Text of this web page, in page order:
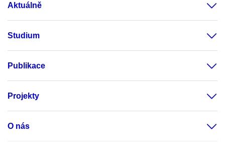
Aktuálně
Studium
Publikace
Projekty
O nás